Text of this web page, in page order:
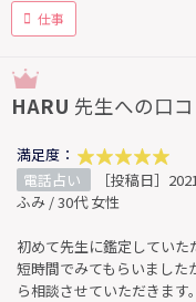
仕事
HARU 先生への口コ
満足度：
電話占い
［投稿日］
ふみ / 30代 女性
初めて先生に鑑定していた
短時間でみてもらいました
ら相談させていただきます。